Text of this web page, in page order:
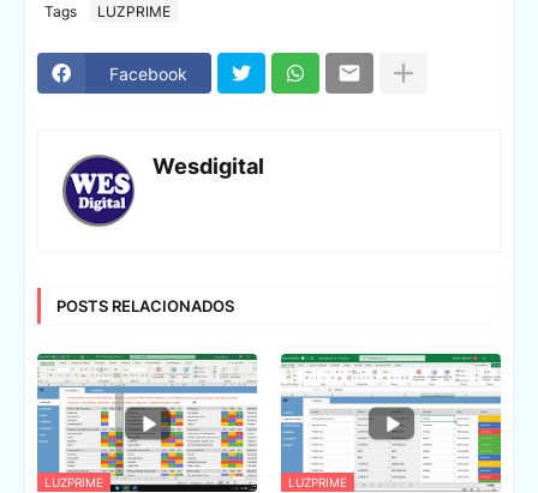
Tags LUZPRIME
Facebook
Wesdigital
POSTS RELACIONADOS
LUZPRIME LUZPRIME